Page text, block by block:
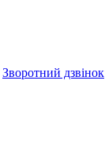
Зворотний дзвінок